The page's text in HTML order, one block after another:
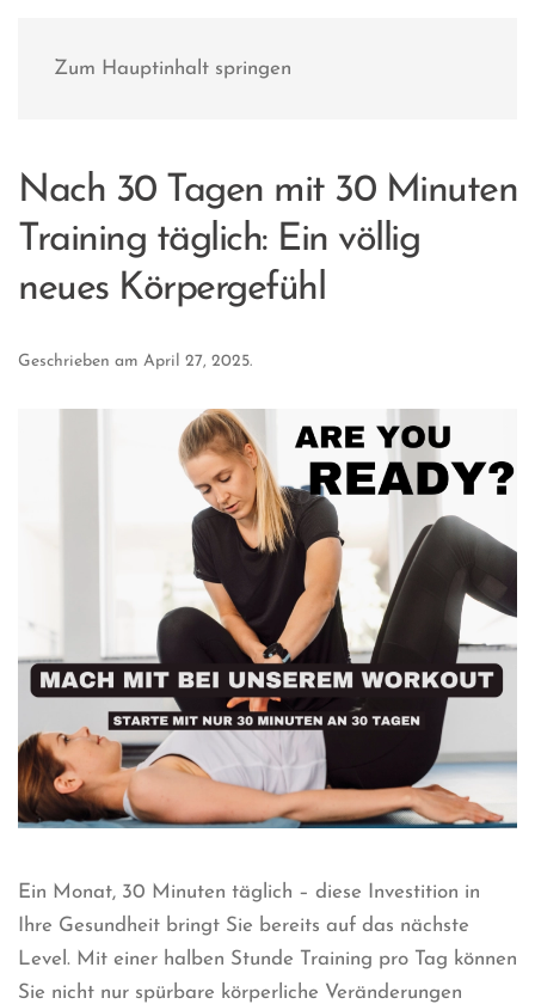
Zum Hauptinhalt springen
Nach 30 Tagen mit 30 Minuten
Training täglich: Ein völlig
neues Körpergefühl
Geschrieben am April 27, 2025.
Ein Monat, 30 Minuten täglich – diese Investition in
Ihre Gesundheit bringt Sie bereits auf das nächste
Level. Mit einer halben Stunde Training pro Tag können
Sie nicht nur spürbare körperliche Veränderungen